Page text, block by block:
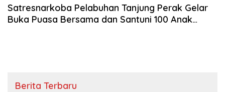
2025
Satresnarkoba Pelabuhan Tanjung Perak Gelar
Buka Puasa Bersama dan Santuni 100 Anak
Berita Terbaru